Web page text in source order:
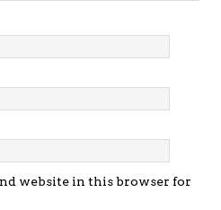
website in this browser for